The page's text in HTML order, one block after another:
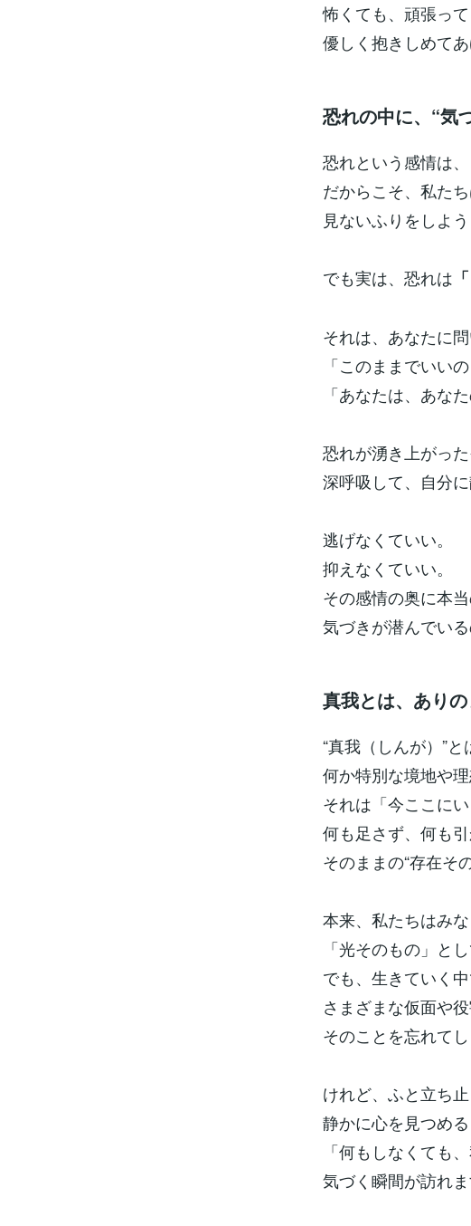
怖くても、頑張っ
優しく抱きしめてあ
恐れの中に、“気
恐れという感情は
だからこそ、私た
見ないふりをしよう
でも実は、恐れは
それは、あなたに
「このままでいいの
「あなたは、あな
恐れが湧き上がった
深呼吸して、自分
逃げなくていい。
抑えなくていい。
その感情の奥に本当
気づきが潜んでいる
真我とは、あり
“真我（しんが）”と
何か特別な境地や
それは「今ここにい
何も足さず、何も引
そのままの“存在そ
本来、私たちはみな
「光そのもの」と
でも、生きていく中
さまざまな仮面や役
そのことを忘れてし
けれど、ふと立ち止
静かに心を見つめる
「何もしなくても
気づく瞬間が訪れま